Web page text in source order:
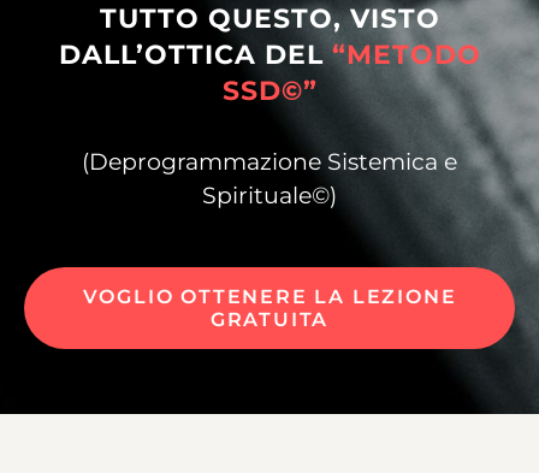
TUTTO QUESTO, VISTO
DALL’OTTICA DEL“METODO
SSD©”
(Deprogrammazione Sistemica e
Spirituale©)
VOGLIO OTTENERE LA LEZIONE
GRATUITA